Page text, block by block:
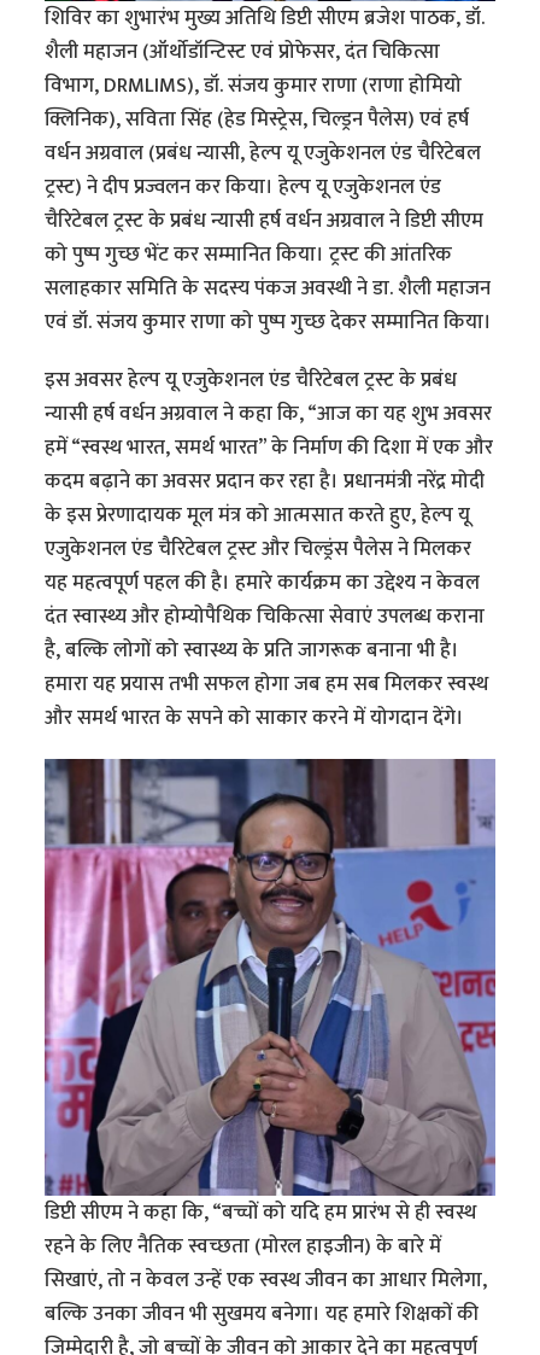
शिविर का शुभारंभ मुख्य अतिथि डिप्टी सीएम ब्रजेश पाठक, डॉ.
शैली महाजन (ऑर्थोडॉन्टिस्ट एवं प्रोफेसर, दंत चिकित्सा
विभाग, DRMLIMS), डॉ. संजय कुमार राणा (राणा होमियो
क्लिनिक), सविता सिंह (हेड मिस्ट्रेस, चिल्ड्रन पैलेस) एवं हर्ष
वर्धन अग्रवाल (प्रबंध न्यासी, हेल्प यू एजुकेशनल एंड चैरिटेबल
ट्रस्ट) ने दीप प्रज्वलन कर किया। हेल्प यू एजुकेशनल एंड
चैरिटेबल ट्रस्ट के प्रबंध न्यासी हर्ष वर्धन अग्रवाल ने डिप्टी सीएम
को पुष्प गुच्छ भेंट कर सम्मानित किया। ट्रस्ट की आंतरिक
सलाहकार समिति के सदस्य पंकज अवस्थी ने डा. शैली महाजन
एवं डॉ. संजय कुमार राणा को पुष्प गुच्छ देकर सम्मानित किया।
इस अवसर हेल्प यू एजुकेशनल एंड चैरिटेबल ट्रस्ट के प्रबंध
न्यासी हर्ष वर्धन अग्रवाल ने कहा कि, “आज का यह शुभ अवसर
हमें “स्वस्थ भारत, समर्थ भारत” के निर्माण की दिशा में एक और
कदम बढ़ाने का अवसर प्रदान कर रहा है। प्रधानमंत्री नरेंद्र मोदी
के इस प्रेरणादायक मूल मंत्र को आत्मसात करते हुए, हेल्प यू
एजुकेशनल एंड चैरिटेबल ट्रस्ट और चिल्ड्रंस पैलेस ने मिलकर
यह महत्वपूर्ण पहल की है। हमारे कार्यक्रम का उद्देश्य न केवल
दंत स्वास्थ्य और होम्योपैथिक चिकित्सा सेवाएं उपलब्ध कराना
है, बल्कि लोगों को स्वास्थ्य के प्रति जागरूक बनाना भी है।
हमारा यह प्रयास तभी सफल होगा जब हम सब मिलकर स्वस्थ
और समर्थ भारत के सपने को साकार करने में योगदान देंगे।
डिप्टी सीएम ने कहा कि, “बच्चों को यदि हम प्रारंभ से ही स्वस्थ
रहने के लिए नैतिक स्वच्छता (मोरल हाइजीन) के बारे में
सिखाएं, तो न केवल उन्हें एक स्वस्थ जीवन का आधार मिलेगा,
बल्कि उनका जीवन भी सुखमय बनेगा। यह हमारे शिक्षकों की
जिम्मेदारी है, जो बच्चों के जीवन को आकार देने का महत्वपूर्ण